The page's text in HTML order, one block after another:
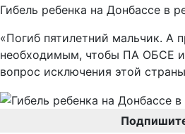
Гибель ребенка на Донбассе в
«Погиб пятилетний мальчик. А
необходимым, чтобы ПА ОБСЕ и
вопрос исключения этой